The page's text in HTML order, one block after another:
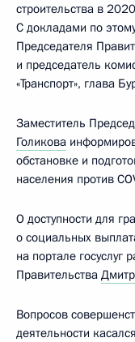
строительства в
С докладами по
Председателя
и председатель
«Транспорт», глава
Заместитель
Голикова
обстановке и
населения против
О доступности для
о социальных
на портале госуслуг
Правительства
Вопросов
деятельности